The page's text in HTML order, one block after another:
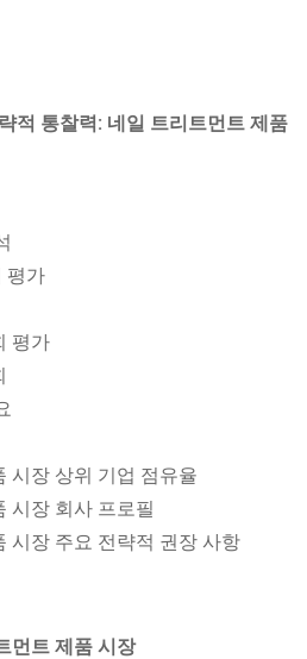
적 통찰력: 네일 트리트먼트 제품
평가
평가
시장 상위 기업 점유율
시장 회사 프로필
시장 주요 전략적 권장 사항
먼트 제품 시장